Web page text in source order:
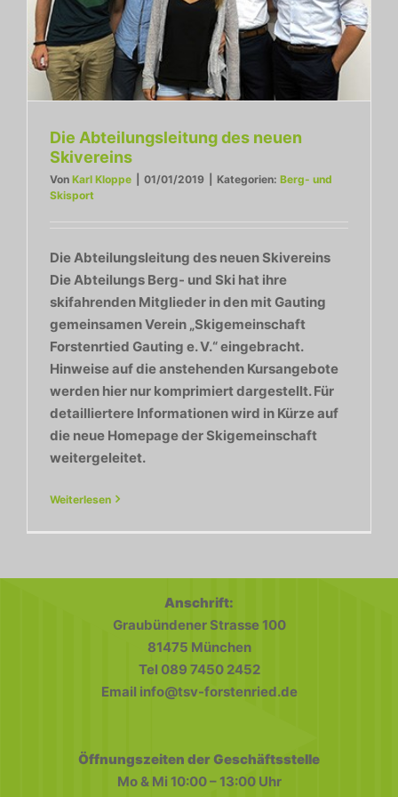
Die Abteilungsleitung des neuen
Skivereins
Von Karl Kloppe 01/01/2019 Kategorien: Berg- und
Skisport
Die Abteilungsleitung des neuen Skivereins
Die Abteilungs Berg- und Ski hat ihre
skifahrenden Mitglieder in den mit Gauting
gemeinsamen Verein „Skigemeinschaft
Forstenrtied Gauting e. V.“ eingebracht.
Hinweise auf die anstehenden Kursangebote
werden hier nur komprimiert dargestellt. Für
detailliertere Informationen wird in Kürze auf
die neue Homepage der Skigemeinschaft
weitergeleitet.
Weiterlesen
Anschrift:
Graubündener Strasse 100
81475 München
Tel 089 7450 2452
Email info@tsv-forstenried.de
Öffnungszeiten der Geschäftsstelle
Mo & Mi 10:00 – 13:00 Uhr